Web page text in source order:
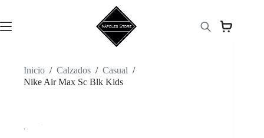
contenido
Inicio / Calzados / Casual /
Nike Air Max Sc Blk Kids
-47%